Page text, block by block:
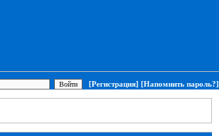
[Регистрация] [Напомнить пароль?]